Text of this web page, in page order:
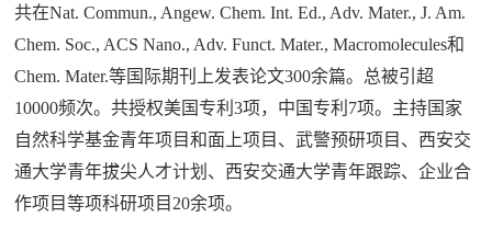
共在Nat. Commun., Angew. Chem. Int. Ed., Adv. Mater., J. Am.
Chem. Soc., ACS Nano., Adv. Funct. Mater., Macromolecules和
Chem. Mater.等国际期刊上发表论文300余篇。总被引超
10000频次。共授权美国专利3项，中国专利7项。主持国家
自然科学基金青年项目和面上项目、武警预研项目、西安交
通大学青年拔尖人才计划、西安交通大学青年跟踪、企业合
作项目等项科研项目20余项。